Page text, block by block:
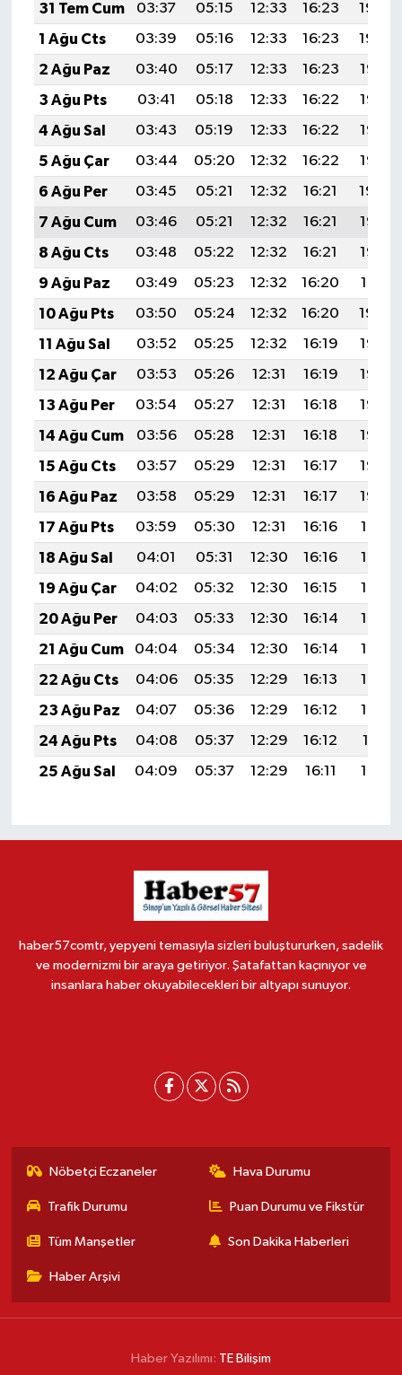
31 Tem Cum
03:37 05:15 12:33 16:23
19:40
1 Ağu Cts
03:39 05:16 12:33 16:23
19:39
2 Ağu Paz
03:40 05:17 12:33 16:23
19:38
3 Ağu Pts
03:41 05:18 12:33 16:22
19:37
4 Ağu Sal
03:43 05:19 12:33 16:22
19:36
5 Ağu Çar
03:44 05:20 12:32 16:22
19:35
6 Ağu Per
03:45 05:21 12:32 16:21
19:34
7 Ağu Cum
03:46 05:21 12:32 16:21
19:33
8 Ağu Cts
03:48 05:22 12:32 16:21
19:32
9 Ağu Paz
03:49 05:23 12:32 16:20
19:31
10 Ağu Pts
03:50 05:24 12:32 16:20
19:30
11 Ağu Sal
03:52 05:25 12:32 16:19
19:28
12 Ağu Çar
03:53 05:26 12:31 16:19
19:27
13 Ağu Per
03:54 05:27 12:31 16:18
19:26
14 Ağu Cum
03:56 05:28 12:31 16:18
19:25
15 Ağu Cts
03:57 05:29 12:31 16:17
19:23
16 Ağu Paz
03:58 05:29 12:31 16:17
19:22
17 Ağu Pts
03:59 05:30 12:31 16:16
19:21
18 Ağu Sal
04:01 05:31 12:30 16:16
19:19
19 Ağu Çar
04:02 05:32 12:30 16:15
19:18
20 Ağu Per
04:03 05:33 12:30 16:14
19:17
21 Ağu Cum
04:04 05:34 12:30 16:14
19:15
22 Ağu Cts
04:06 05:35 12:29 16:13
19:14
23 Ağu Paz
04:07 05:36 12:29 16:12
19:13
24 Ağu Pts
04:08 05:37 12:29 16:12
19:11
25 Ağu Sal
04:09 05:37 12:29 16:11 19:10
haber57comtr, yepyeni temasıyla sizleri buluştururken, sadelik
ve modernizmi bir araya getiriyor. Şatafattan kaçınıyor ve
insanlara haber okuyabilecekleri bir altyapı sunuyor.
Nöbetçi Eczaneler Hava Durumu
Trafik Durumu Puan Durumu ve Fikstür
Tüm Manşetler Son Dakika Haberleri
Haber Arşivi
Haber Yazılımı: TE Bilişim